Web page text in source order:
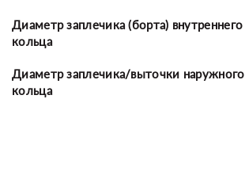
Диаметр заплечика (борта) внутреннего
кольца
Диаметр заплечика/выточки наружного
кольца